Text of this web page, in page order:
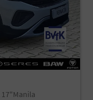
17"Manila